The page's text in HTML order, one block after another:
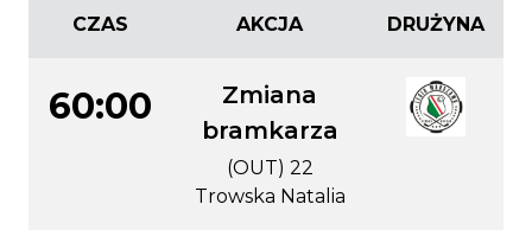
CZAS AKCJA DRUŻYNA
60:00
Zmiana
bramkarza
(OUT) 22
Trowska Natalia